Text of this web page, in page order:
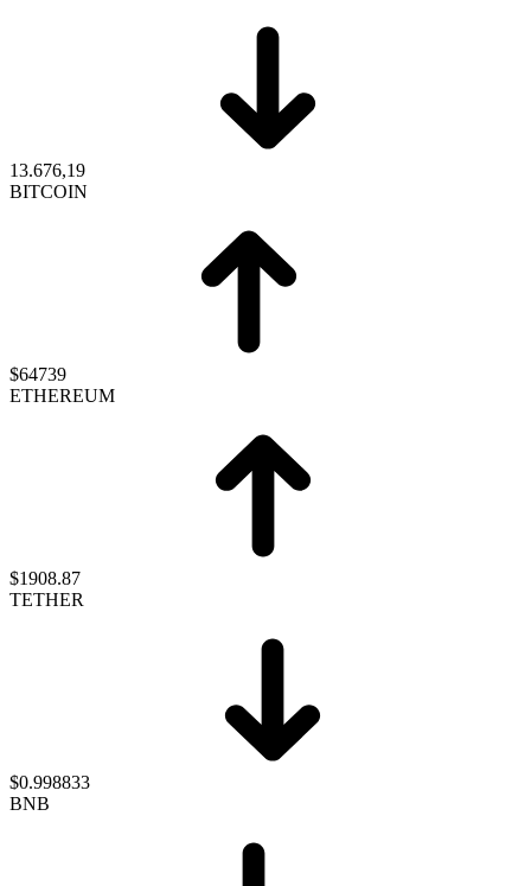
13.676,19
BITCOIN
$64739
ETHEREUM
$1908.87
TETHER
$0.998833
BNB